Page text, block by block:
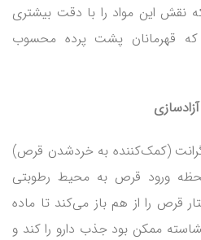
نقش این مواد را با دقت بیشتری
قهرمانان پشت پرده محسوب
(کمک‌کننده به خردشدن قرص)
ورود قرص به محیط رطوبتی
قرص را از هم باز می‌کند تا ماده
ممکن بود جذب دارو را کند و